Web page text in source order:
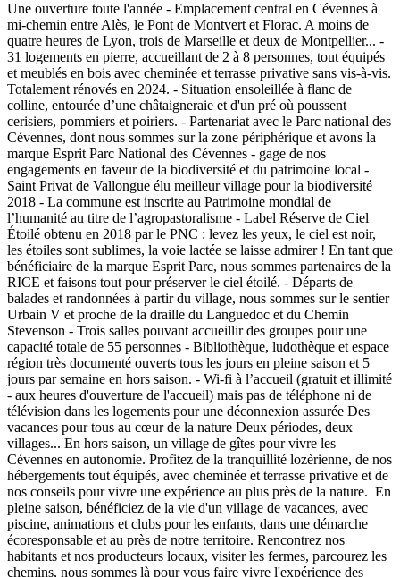
Une ouverture toute l'année - Emplacement central en Cévennes à
mi-chemin entre Alès, le Pont de Montvert et Florac. A moins de
quatre heures de Lyon, trois de Marseille et deux de Montpellier... -
31 logements en pierre, accueillant de 2 à 8 personnes, tout équipés
et meublés en bois avec cheminée et terrasse privative sans vis-à-vis.
Totalement rénovés en 2024. - Situation ensoleillée à flanc de
colline, entourée d’une châtaigneraie et d'un pré où poussent
cerisiers, pommiers et poiriers. - Partenariat avec le Parc national des
Cévennes, dont nous sommes sur la zone périphérique et avons la
marque Esprit Parc National des Cévennes - gage de nos
engagements en faveur de la biodiversité et du patrimoine local -
Saint Privat de Vallongue élu meilleur village pour la biodiversité
2018 - La commune est inscrite au Patrimoine mondial de
l’humanité au titre de l’agropastoralisme - Label Réserve de Ciel
Étoilé obtenu en 2018 par le PNC : levez les yeux, le ciel est noir,
les étoiles sont sublimes, la voie lactée se laisse admirer ! En tant que
bénéficiaire de la marque Esprit Parc, nous sommes partenaires de la
RICE et faisons tout pour préserver le ciel étoilé. - Départs de
balades et randonnées à partir du village, nous sommes sur le sentier
Urbain V et proche de la draille du Languedoc et du Chemin
Stevenson - Trois salles pouvant accueillir des groupes pour une
capacité totale de 55 personnes - Bibliothèque, ludothèque et espace
région très documenté ouverts tous les jours en pleine saison et 5
jours par semaine en hors saison. - Wi-fi à l’accueil (gratuit et illimité
- aux heures d'ouverture de l'accueil) mais pas de téléphone ni de
télévision dans les logements pour une déconnexion assurée Des
vacances pour tous au cœur de la nature Deux périodes, deux
villages... En hors saison, un village de gîtes pour vivre les
Cévennes en autonomie. Profitez de la tranquillité lozèrienne, de nos
hébergements tout équipés, avec cheminée et terrasse privative et de
nos conseils pour vivre une expérience au plus près de la nature. En
pleine saison, bénéficiez de la vie d'un village de vacances, avec
piscine, animations et clubs pour les enfants, dans une démarche
écoresponsable et au près de notre territoire. Rencontrez nos
habitants et nos producteurs locaux, visiter les fermes, parcourez les
chemins, nous sommes là pour vous faire vivre l'expérience des